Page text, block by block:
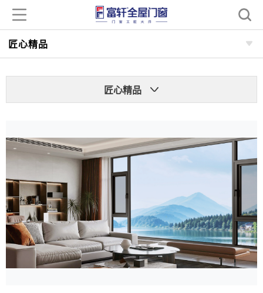
匠心精品
匠心精品